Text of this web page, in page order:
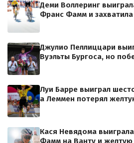
Деми Воллеринг
Франс Фамм и
Джулио Пеллиццари
Вуэльты Бургоса, но
Луи Барре выиграл
а Леммен потерял
Кася Невядома
Фамм на Ванту и желтую